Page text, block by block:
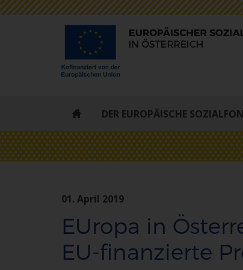
ESF
STARTSEITE
DER EUROPÄISCHE
01. April 2019
EUropa in
EU-finanzierte